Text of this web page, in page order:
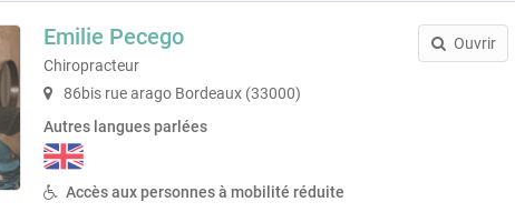
Emilie Pecego
Chiropracteur
86bis rue arago Bordeaux (33000)
Autres langues parlées
Accès aux personnes à mobilité réduite
Ouvrir